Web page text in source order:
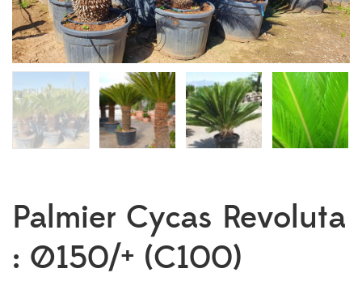
Palmier Cycas Revoluta
: Ø150/+ (C100)